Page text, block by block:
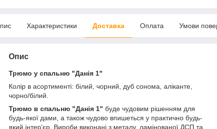
Характеристики Доставка Оплата Умови
Опис
Трюмо у спальню "Данія 1"
Колір в асортименті: білий, чорний, дуб сонома, аліканте,
чорно/білий.
Трюмо в спальню "Данія 1" буде чудовим рішенням для
будь-якої дами, а також чудово впишеться у практично будь-
який інтер'єр. Вироби виконані з металу, ламінованої ДСП та